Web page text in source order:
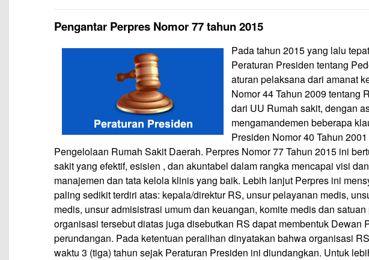
Pengantar Perpres Nomor 77 tahun 2015
Pada tahun 2015 yang lalu
Peraturan Presiden tentang
aturan pelaksana dari amanat
Nomor 44 Tahun 2009 tentang
dari UU Rumah sakit, dengan
mengamandemen beberapa
Presiden Nomor 40 Tahun
Pengelolaan Rumah Sakit Daerah. Perpres Nomor 77 Tahun 2015 ini
sakit yang efektif, esisien , dan akuntabel dalam rangka mencapai visi
manajemen dan tata kelola klinis yang baik. Lebih lanjut Perpres ini
paling sedikit terdiri atas: kepala/direktur RS, unsur pelayanan medis,
medis, unsur admisistrasi umum dan keuangan, komite medis dan
organisasi tersebut diatas juga disebutkan RS dapat membentuk Dewan
perundangan. Pada ketentuan peralihan dinyatakan bahwa organisasi
waktu 3 (tiga) tahun sejak Peraturan Presiden ini diundangkan. Untuk